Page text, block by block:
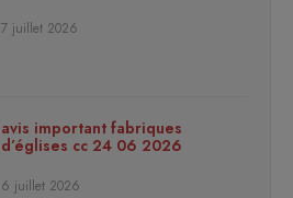
7 juillet 2026
avis important fabriques
d’églises cc 24 06 2026
6 juillet 2026